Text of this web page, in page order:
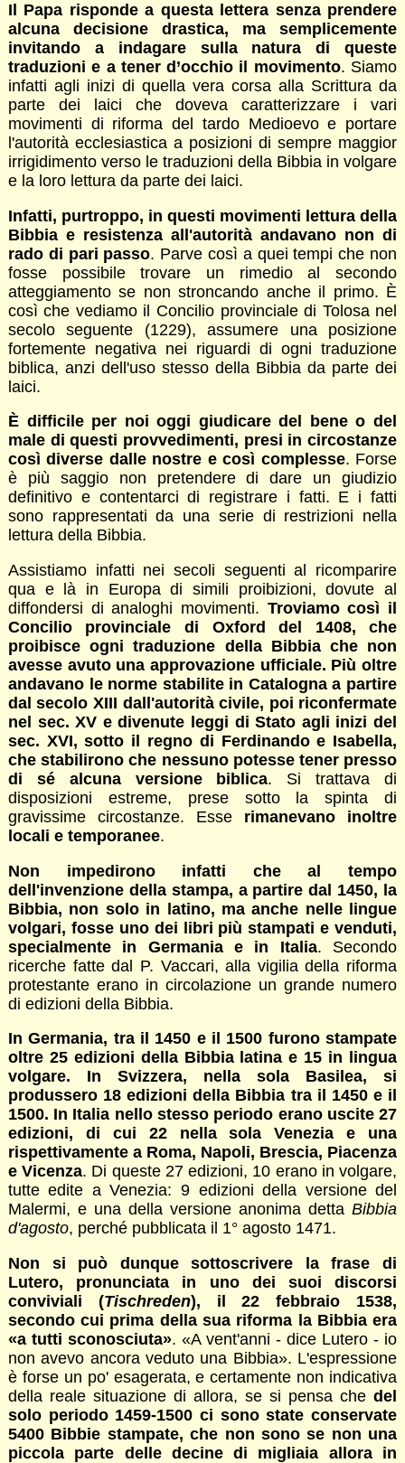
Il Papa risponde a questa lettera senza prendere
alcuna decisione drastica, ma semplicemente
invitando a indagare sulla natura di queste
traduzioni e a tener d’occhio il movimento. Siamo
infatti agli inizi di quella vera corsa alla Scrittura da
parte dei laici che doveva caratterizzare i vari
movimenti di riforma del tardo Medioevo e portare
l'autorità ecclesiastica a posizioni di sempre maggior
irrigidimento verso le traduzioni della Bibbia in volgare
e la loro lettura da parte dei laici.
Infatti, purtroppo, in questi movimenti lettura della
Bibbia e resistenza all'autorità andavano non di
rado di pari passo. Parve così a quei tempi che non
fosse possibile trovare un rimedio al secondo
atteggiamento se non stroncando anche il primo. È
così che vediamo il Concilio provinciale di Tolosa nel
secolo seguente (1229), assumere una posizione
fortemente negativa nei riguardi di ogni traduzione
biblica, anzi dell'uso stesso della Bibbia da parte dei
laici.
È difficile per noi oggi giudicare del bene o del
male di questi provvedimenti, presi in circostanze
così diverse dalle nostre e così complesse. Forse
è più saggio non pretendere di dare un giudizio
definitivo e contentarci di registrare i fatti. E i fatti
sono rappresentati da una serie di restrizioni nella
lettura della Bibbia.
Assistiamo infatti nei secoli seguenti al ricomparire
qua e là in Europa di simili proibizioni, dovute al
diffondersi di analoghi movimenti. Troviamo così il
Concilio provinciale di Oxford del 1408, che
proibisce ogni traduzione della Bibbia che non
avesse avuto una approvazione ufficiale. Più oltre
andavano le norme stabilite in Catalogna a partire
dal secolo XIII dall'autorità civile, poi riconfermate
nel sec. XV e divenute leggi di Stato agli inizi del
sec. XVI, sotto il regno di Ferdinando e Isabella,
che stabilirono che nessuno potesse tener presso
di sé alcuna versione biblica. Si trattava di
disposizioni estreme, prese sotto la spinta di
gravissime circostanze. Esse rimanevano inoltre
locali e temporanee.
Non impedirono infatti che al tempo
dell'invenzione della stampa, a partire dal 1450, la
Bibbia, non solo in latino, ma anche nelle lingue
volgari, fosse uno dei libri più stampati e venduti,
specialmente in Germania e in Italia. Secondo
ricerche fatte dal P. Vaccari, alla vigilia della riforma
protestante erano in circolazione un grande numero
di edizioni della Bibbia.
In Germania, tra il 1450 e il 1500 furono stampate
oltre 25 edizioni della Bibbia latina e 15 in lingua
volgare. In Svizzera, nella sola Basilea, si
produssero 18 edizioni della Bibbia tra il 1450 e il
1500. In Italia nello stesso periodo erano uscite 27
edizioni, di cui 22 nella sola Venezia e una
rispettivamente a Roma, Napoli, Brescia, Piacenza
e Vicenza. Di queste 27 edizioni, 10 erano in volgare,
tutte edite a Venezia: 9 edizioni della versione del
Malermi, e una della versione anonima dettaBibbia
d'agosto, perché pubblicata il 1° agosto 1471.
Non si può dunque sottoscrivere la frase di
Lutero, pronunciata in uno dei suoi discorsi
conviviali (Tischreden), il 22 febbraio 1538,
secondo cui prima della sua riforma la Bibbia era
«a tutti sconosciuta». «A vent'anni - dice Lutero - io
non avevo ancora veduto una Bibbia». L'espressione
è forse un po' esagerata, e certamente non indicativa
della reale situazione di allora, se si pensa chedel
solo periodo 1459-1500 ci sono state conservate
5400 Bibbie stampate, che non sono se non una
piccola parte delle decine di migliaia allora in